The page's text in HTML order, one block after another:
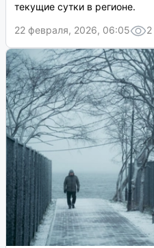
текущие сутки в регионе.
22 февраля, 2026, 06:05
2